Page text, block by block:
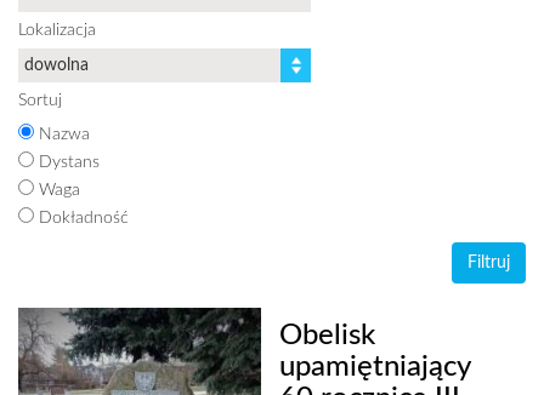
Lokalizacja
Sortuj
Nazwa
Dystans
Waga
Dokładność
Obelisk
upamiętniający